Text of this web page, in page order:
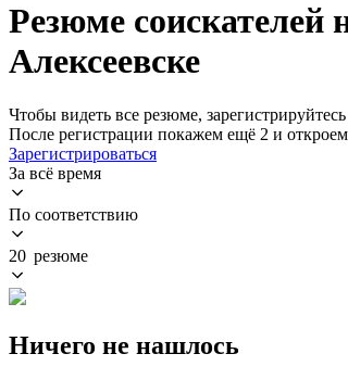
Резюме соискателей
Алексеевске
Чтобы видеть все резюме, зарегистрируйтесь
После регистрации покажем ещё 2 и
Зарегистрироваться
За всё время
По соответствию
20 резюме
Ничего не нашлось